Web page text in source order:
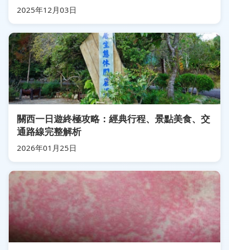
2025年12月03日
關西一日遊終極攻略：經典行程、景點美食、交
通路線完整解析
2026年01月25日